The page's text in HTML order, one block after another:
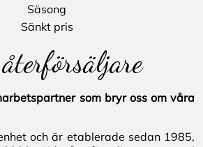
Säsong
Sänkt pris
som bryr oss om våra
och är etablerade sedan 1985,